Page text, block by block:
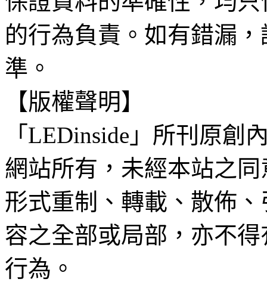
的行為負責。如有錯漏
準。
【版權聲明】
「LEDinside」所刊原創
網站所有，未經本站之
形式重制、轉載、散佈
容之全部或局部，亦不
行為。